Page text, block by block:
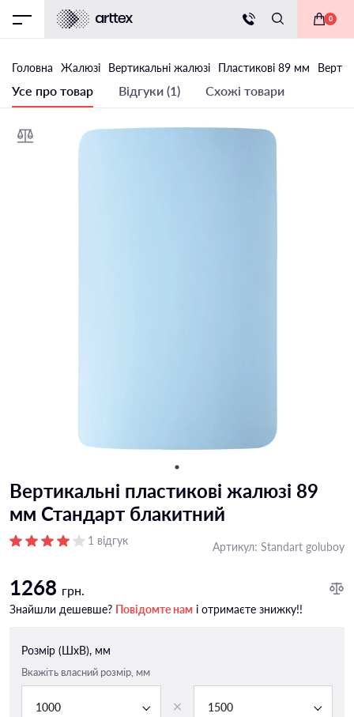
0
Головна Жалюзі Вертикальні жалюзі Пластикові 89 мм
Усе про товар Відгуки (1) Схожі товари
Вертикальні пластикові жалюзі 89
мм Стандарт блакитний
1 відгук Артикул: Standart goluboy
1268 грн.
Знайшли дешевше? Повідомте нам і отримаєте знижку!!
Розмір (ШxВ), мм
Вкажіть власний розмір, мм
1000 1500